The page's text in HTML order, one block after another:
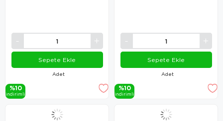
Adet
Sepete Ekle
%10
i̇ndi̇ri̇mli̇
Adet
Sepete Ekle
%10
i̇ndi̇ri̇mli̇